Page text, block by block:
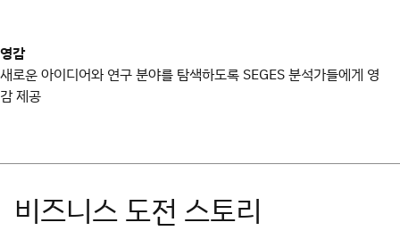
영감
새로운 아이디어와 연구 분야를 탐색하도록 SEGES 분석가들에게 영
감 제공